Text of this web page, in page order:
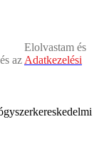
Elolvastam és
és az Adatkezelési